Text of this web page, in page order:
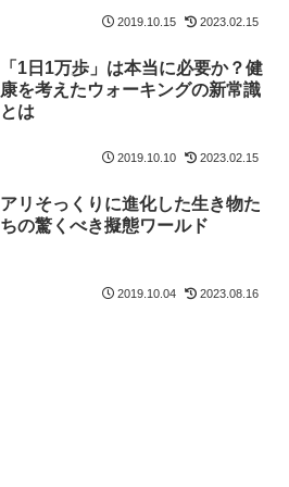
2019.10.15 2023.02.15
「1日1万歩」は本当に必要か？健
康を考えたウォーキングの新常識
とは
2019.10.10 2023.02.15
アリそっくりに進化した生き物た
ちの驚くべき擬態ワールド
2019.10.04 2023.08.16